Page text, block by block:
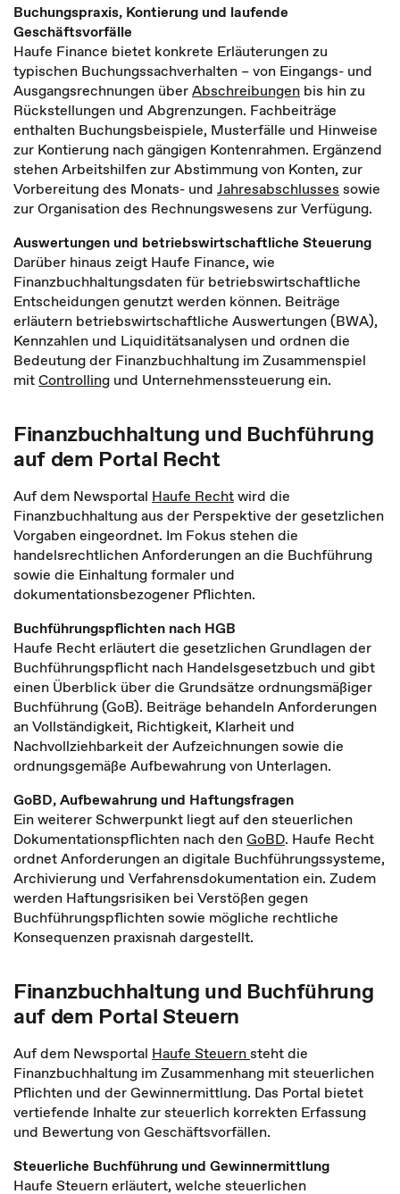
Buchungspraxis, Kontierung und laufende
Geschäftsvorfälle
Haufe Finance bietet konkrete Erläuterungen zu
typischen Buchungssachverhalten – von Eingangs- und
Ausgangsrechnungen überAbschreibungen bis hin zu
Rückstellungen und Abgrenzungen. Fachbeiträge
enthalten Buchungsbeispiele, Musterfälle und Hinweise
zur Kontierung nach gängigen Kontenrahmen. Ergänzend
stehen Arbeitshilfen zur Abstimmung von Konten, zur
Vorbereitung des Monats- und Jahresabschlusses sowie
zur Organisation des Rechnungswesens zur Verfügung.
Auswertungen und betriebswirtschaftliche Steuerung
Darüber hinaus zeigt Haufe Finance, wie
Finanzbuchhaltungsdaten für betriebswirtschaftliche
Entscheidungen genutzt werden können. Beiträge
erläutern betriebswirtschaftliche Auswertungen (BWA),
Kennzahlen und Liquiditätsanalysen und ordnen die
Bedeutung der Finanzbuchhaltung im Zusammenspiel
mitControlling und Unternehmenssteuerung ein.
Finanzbuchhaltung und Buchführung
auf dem Portal Recht
Auf dem Newsportal Haufe Rechtwird die
Finanzbuchhaltung aus der Perspektive der gesetzlichen
Vorgaben eingeordnet. Im Fokus stehen die
handelsrechtlichen Anforderungen an die Buchführung
sowie die Einhaltung formaler und
dokumentationsbezogener Pflichten.
Buchführungspflichten nach HGB
Haufe Recht erläutert die gesetzlichen Grundlagen der
Buchführungspflicht nach Handelsgesetzbuch und gibt
einen Überblick über die Grundsätze ordnungsmäßiger
Buchführung (GoB). Beiträge behandeln Anforderungen
an Vollständigkeit, Richtigkeit, Klarheit und
Nachvollziehbarkeit der Aufzeichnungen sowie die
ordnungsgemäße Aufbewahrung von Unterlagen.
GoBD, Aufbewahrung und Haftungsfragen
Ein weiterer Schwerpunkt liegt auf den steuerlichen
Dokumentationspflichten nach denGoBD. Haufe Recht
ordnet Anforderungen an digitale Buchführungssysteme,
Archivierung und Verfahrensdokumentation ein. Zudem
werden Haftungsrisiken bei Verstößen gegen
Buchführungspflichten sowie mögliche rechtliche
Konsequenzen praxisnah dargestellt.
Finanzbuchhaltung und Buchführung
auf dem Portal Steuern
Auf dem Newsportal Haufe Steuernsteht die
Finanzbuchhaltung im Zusammenhang mit steuerlichen
Pflichten und der Gewinnermittlung. Das Portal bietet
vertiefende Inhalte zur steuerlich korrekten Erfassung
und Bewertung von Geschäftsvorfällen.
Steuerliche Buchführung und Gewinnermittlung
Haufe Steuern erläutert, welche steuerlichen